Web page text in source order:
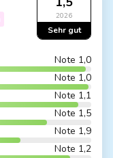
2026
Sehr gut
Note 1,0
Note 1,0
Note 1,1
Note 1,5
Note 1,9
Note 1,2